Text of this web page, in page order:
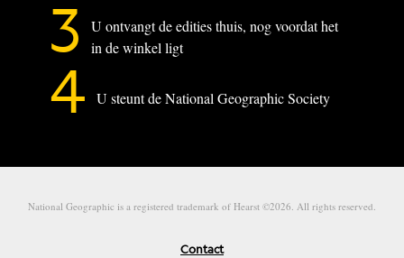
3
U ontvangt de edities thuis, nog voordat het
in de winkel ligt
4 U steunt de National Geographic Society
National Geographic is a registered trademark of Hearst ©2026. All rights reserved.
Contact